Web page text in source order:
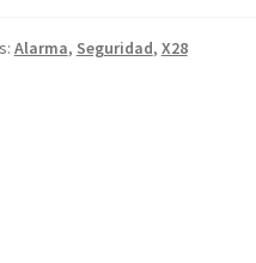
Alarma, Seguridad, X28